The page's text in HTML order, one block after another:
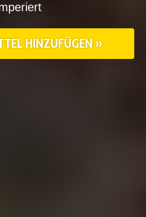
HINZUFÜGEN »